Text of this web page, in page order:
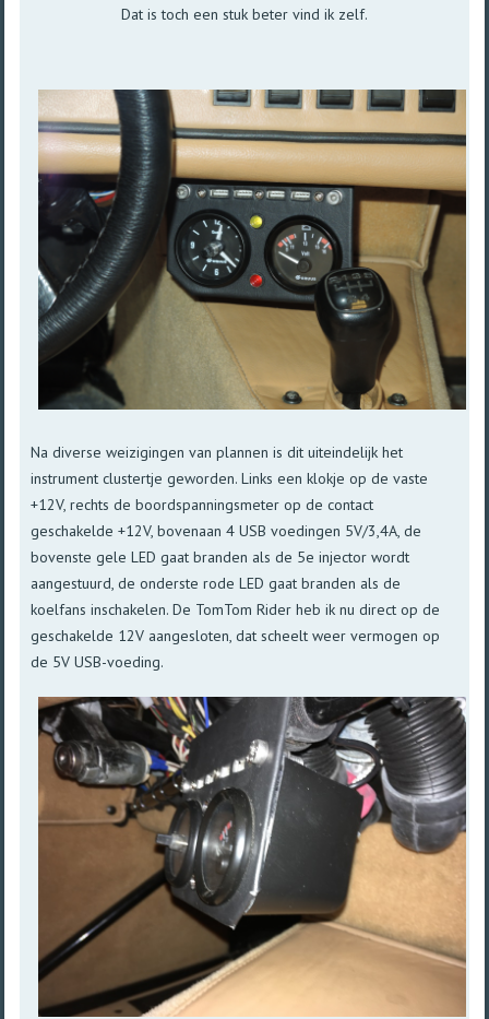
Dat is toch een stuk beter vind ik zelf.
Na diverse weizigingen van plannen is dit uiteindelijk het
instrument clustertje geworden. Links een klokje op de vaste
+12V, rechts de boordspanningsmeter op de contact
geschakelde +12V, bovenaan 4 USB voedingen 5V/3,4A, de
bovenste gele LED gaat branden als de 5e injector wordt
aangestuurd, de onderste rode LED gaat branden als de
koelfans inschakelen. De TomTom Rider heb ik nu direct op de
geschakelde 12V aangesloten, dat scheelt weer vermogen op
de 5V USB-voeding.